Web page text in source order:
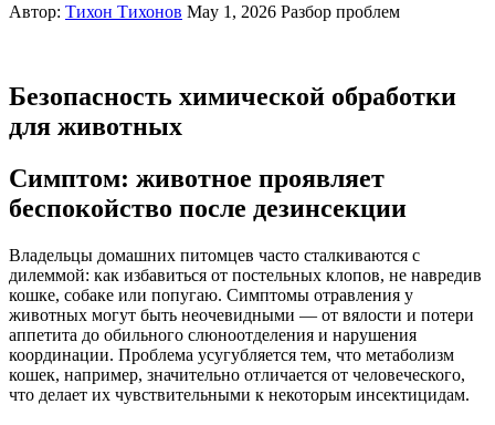
Автор: Тихон Тихонов May 1, 2026 Разбор проблем
Безопасность химической обработки
для животных
Симптом: животное проявляет
беспокойство после дезинсекции
Владельцы домашних питомцев часто сталкиваются с
дилеммой: как избавиться от постельных клопов, не навредив
кошке, собаке или попугаю. Симптомы отравления у
животных могут быть неочевидными — от вялости и потери
аппетита до обильного слюноотделения и нарушения
координации. Проблема усугубляется тем, что метаболизм
кошек, например, значительно отличается от человеческого,
что делает их чувствительными к некоторым инсектицидам.